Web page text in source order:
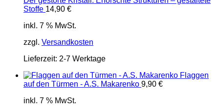
Stoffe 14,90 €
inkl. 7 % MwSt.
zzgl. Versandkosten
Lieferzeit: 2-7 Werktage
Flaggen
auf den Türmen - A.S. Makarenko 9,90 €
inkl. 7 % MwSt.